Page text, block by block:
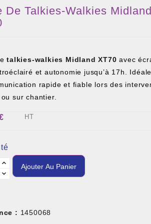
De Talkies-Walkies Midland
talkies-walkies Midland XT70avec
et autonomie jusqu’à 17h.
rapide et fiable lors des
sur chantier.
HT
Ajouter Au Panier
: 1450068